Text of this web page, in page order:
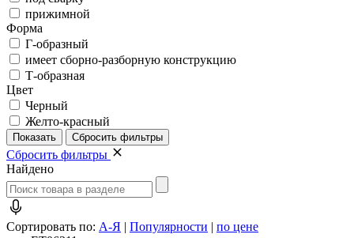
прижимной
Форма
Г-образный
имеет сборно-разборную конструкцию
Т-образная
Цвет
Черный
Желто-красный
Сбросить фильтры
Найдено
Сортировать по: А-Я | Популярности | по цене